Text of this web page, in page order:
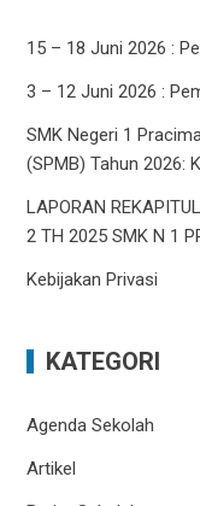
15 – 18 Juni 2026 :
3 – 12 Juni 2026 :
SMK Negeri 1
(SPMB) Tahun 2026:
LAPORAN
2 TH 2025 SMK N 1
Kebijakan Privasi
KATEGORI
Agenda Sekolah
Artikel